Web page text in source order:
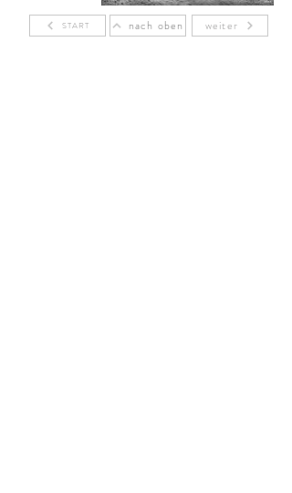
START nach oben weiter